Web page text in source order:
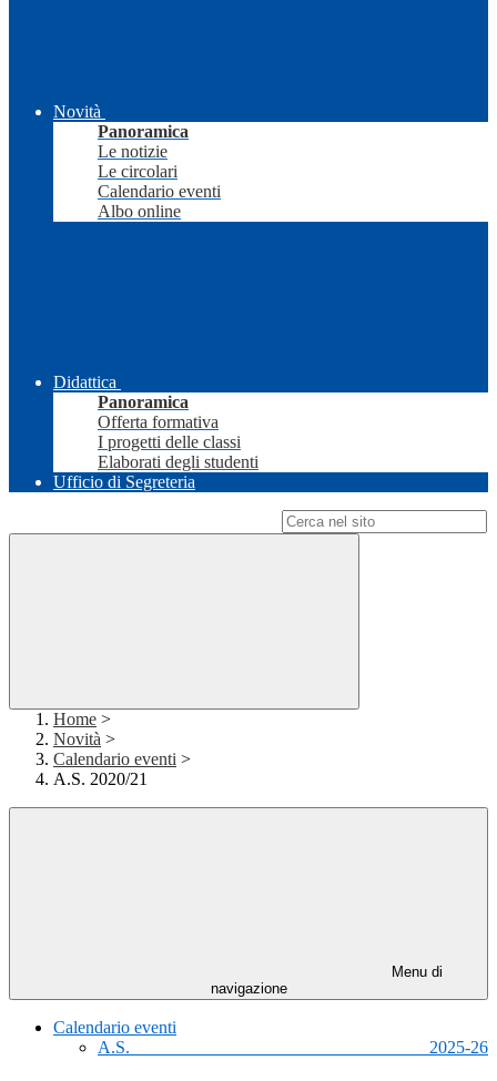
Novità
Panoramica
Le notizie
Le circolari
Calendario eventi
Albo online
Didattica
Panoramica
Offerta formativa
I progetti delle classi
Elaborati degli studenti
Ufficio di Segreteria
Home >
Novità >
Calendario eventi >
A.S. 2020/21
Menu di
navigazione
Calendario eventi
A.S. 2025-26